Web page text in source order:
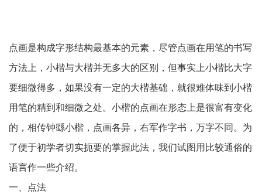
点画是构成字形结构最基本的元素，尽管点画在用笔的书写
方法上，小楷与大楷并无多大的区别，但事实上小楷比大字
要细微得多，如果没有一定的大楷基础，就很难体味到小楷
用笔的精到和细微之处。小楷的点画在形态上是很富有变化
的，相传钟繇小楷，点画各异，右军作字书，万字不同。为
了便于初学者切实扼要的掌握此法，我们试图用比较通俗的
语言作一些介绍。
一、点法